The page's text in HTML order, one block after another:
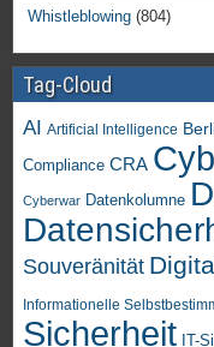
Whistleblowing (804)
Tag-Cloud
AI Artificial Intelligence
Compliance CRA
Cyberwar Datenkolumne
Souveränität
Informationelle
Sicherheit IT-